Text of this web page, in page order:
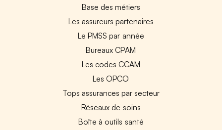
Base des métiers
Les assureurs partenaires
Le PMSS par année
Bureaux CPAM
Les codes CCAM
Les OPCO
Tops assurances par secteur
Réseaux de soins
Boîte à outils santé